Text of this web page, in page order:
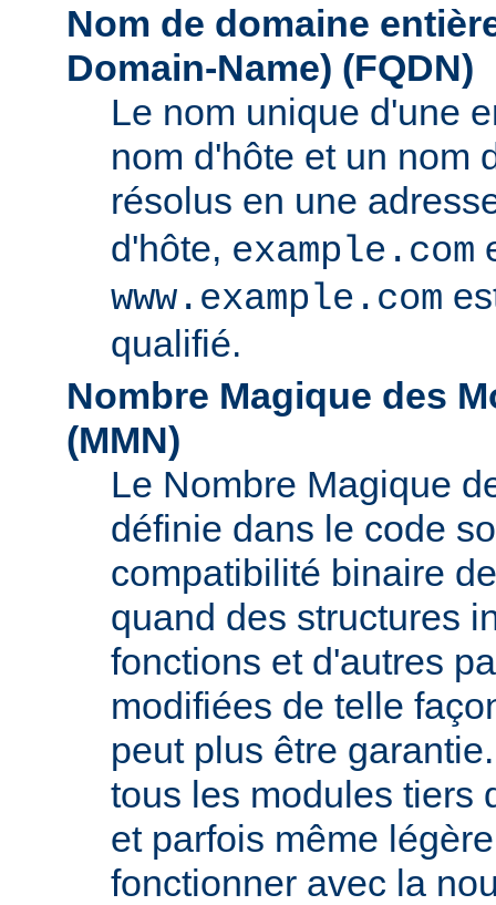
Nom de domaine
Domain-Name) (FQDN)
Le nom unique d'une
nom d'hôte et un nom
résolus en une
d'hôte, example.com
www.example.com
qualifié.
Nombre Magique des
(MMN)
Le Nombre Magique
définie dans le code
compatibilité binaire
quand des structures
fonctions et d'autres
modifiées de telle
peut plus être
tous les modules tiers
et parfois même
fonctionner avec la